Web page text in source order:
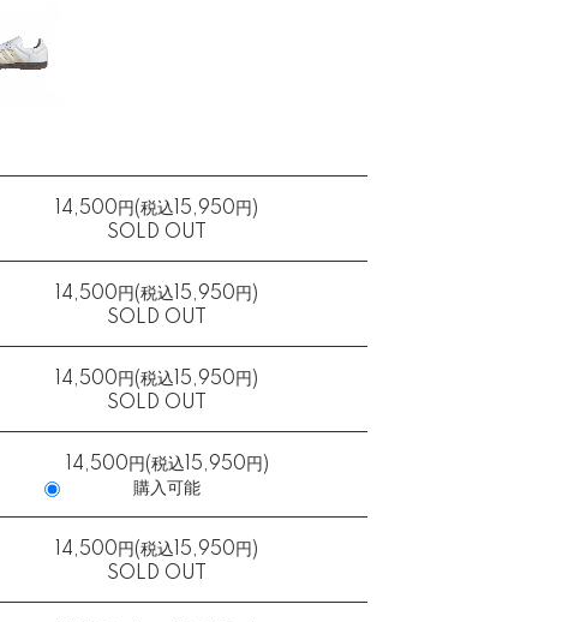
14,500円(税込15,950円)
SOLD OUT
14,500円(税込15,950円)
SOLD OUT
14,500円(税込15,950円)
SOLD OUT
14,500円(税込15,950円)
購入可能
14,500円(税込15,950円)
SOLD OUT